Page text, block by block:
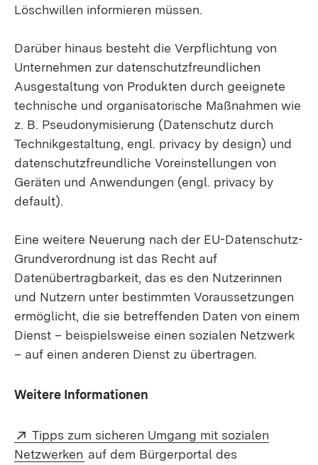
Löschwillen informieren müssen.
Darüber hinaus besteht die Verpflichtung von
Unternehmen zur datenschutzfreundlichen
Ausgestaltung von Produkten durch geeignete
technische und organisatorische Maßnahmen wie
z. B. Pseudonymisierung (Datenschutz durch
Technikgestaltung, engl. privacy by design) und
datenschutzfreundliche Voreinstellungen von
Geräten und Anwendungen (engl. privacy by
default).
Eine weitere Neuerung nach der EU-Datenschutz-
Grundverordnung ist das Recht auf
Datenübertragbarkeit, das es den Nutzerinnen
und Nutzern unter bestimmten Voraussetzungen
ermöglicht, die sie betreffenden Daten von einem
Dienst – beispielsweise einen sozialen Netzwerk
– auf einen anderen Dienst zu übertragen.
Weitere Informationen
Extern:
Tipps zum sicheren Umgang mit sozialen
Netzwerken (Öffnet in neuem Fenster)
auf dem Bürgerportal des